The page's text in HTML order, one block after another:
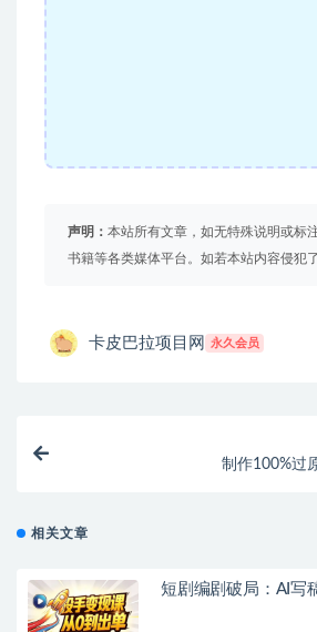
声明： 本站所有文章，如无特殊说明或标
书籍等各类媒体平台。如若本站内容侵犯
卡皮巴拉项目网 永久会员
制作100%过
相关文章
短剧编剧破局：AI写